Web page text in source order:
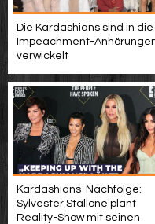
Die Kardashians sind in die
Impeachment-
verwickelt
Kardashians-Nachfolge:
Sylvester Stallone plant
Reality-Show mit seinen